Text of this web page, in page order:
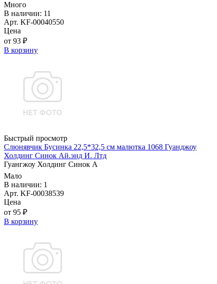
Много
В наличии: 11
Арт. KF-00040550
Цена
от 93 ₽
В корзину
Быстрый просмотр
Слюнявчик Бусинка 22,5*32,5 см малютка 1068 Гуанджоу
Холдинг Синок Ай.энд И. Лтд
Гуангжоу Холдинг Синок А
Мало
В наличии: 1
Арт. KF-00038539
Цена
от 95 ₽
В корзину